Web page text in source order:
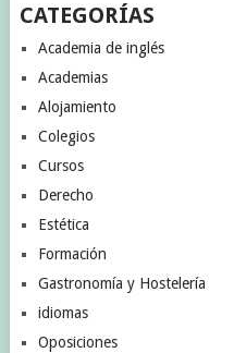
CATEGORÍAS
Academia de inglés
Academias
Alojamiento
Colegios
Cursos
Derecho
Estética
Formación
Gastronomía y Hostelería
idiomas
Oposiciones